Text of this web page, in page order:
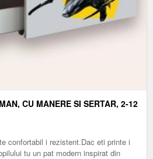
CU MANERE SI SERTAR, 2-12
confortabil i rezistent.Dac eti printe i
tu un pat modern inspirat din